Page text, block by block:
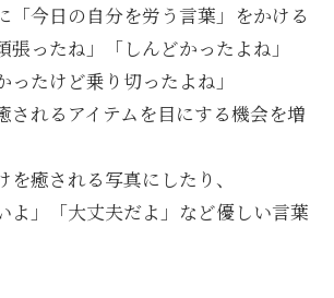
「今日の自分を労う言葉」をかける
張ったね」「しんどかったよね」
ったけど乗り切ったよね」
されるアイテムを目にする機会を増
を癒される写真にしたり、
よ」「大丈夫だよ」など優しい言葉